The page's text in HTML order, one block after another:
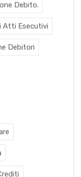
Debito.
Atti Esecutivi
Debitori